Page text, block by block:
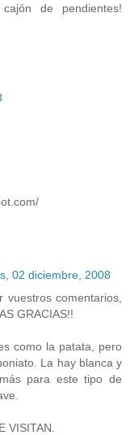
de pendientes!
02 diciembre, 2008
comentarios,
GRACIAS!!
como la patata, pero
La hay blanca y
para este tipo de
VISITAN.